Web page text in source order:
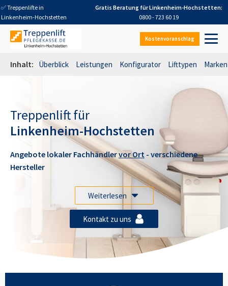
✅ Treppenlifte in
Linkenheim-Hochstetten
Gratis Beratung fürLinkenheim-Hochstetten:
0800 - 723 60 19
Kostenvoranschlag
Inhalt: Überblick Leistungen Konfigurator Lifttypen Marken
Treppenlift für
Linkenheim-Hochstetten
Angebote lokaler Fachhändlervor Ort - verschiedene
Hersteller
Weiterlesen
Kontakt zu uns